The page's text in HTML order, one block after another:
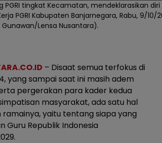
PGRI tingkat Kecamatan, mendeklarasikan
PGRI Kabupaten Banjarnegara, Rabu, 9/10/
Gunawan/Lensa Nusantara).
– Disaat semua terfokus di
yang sampai saat ini masih adem
pergerakan para kader kedua
masyarakat, ada satu hal
yaitu tentang siapa yang
Guru Republik Indonesia